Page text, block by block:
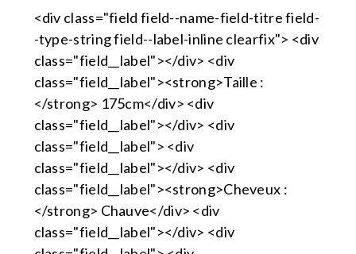
<div class="field field--name-field-titre field-
-type-string field--label-inline clearfix"> <div
class="field__label"></div> <div
class="field__label"><strong>Taille :
</strong> 175cm</div> <div
class="field__label"></div> <div
class="field__label"> <div
class="field__label"></div> <div
class="field__label"><strong>Cheveux :
</strong> Chauve</div> <div
class="field__label"></div> <div